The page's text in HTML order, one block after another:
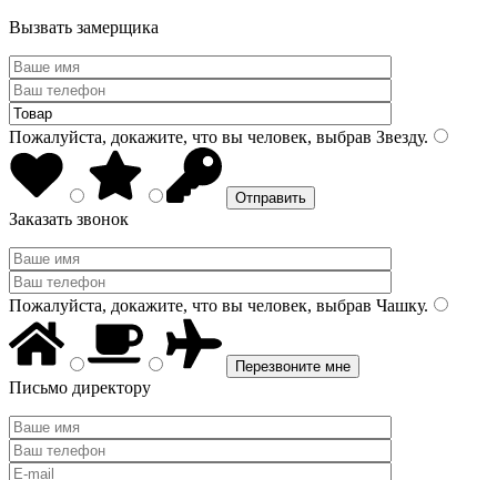
Вызвать замерщика
Пожалуйста, докажите, что вы человек, выбрав Звезду.
Заказать звонок
Пожалуйста, докажите, что вы человек, выбрав Чашку.
Письмо директору